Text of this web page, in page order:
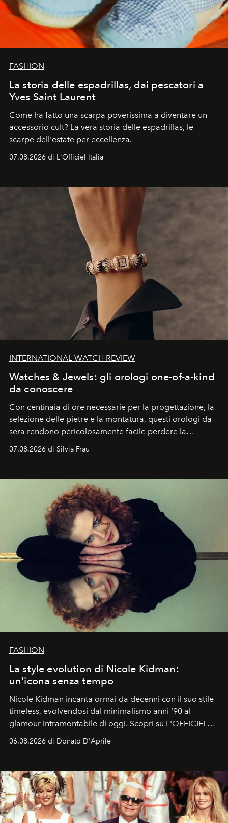
FASHION
La storia delle espadrillas, dai pescatori a
Yves Saint Laurent
Come ha fatto una scarpa poverissima a diventare un
accessorio cult? La vera storia delle espadrillas, le
scarpe dell'estate per eccellenza.
07.08.2026 di L'Officiel Italia
INTERNATIONAL WATCH REVIEW
Watches & Jewels: gli orologi one-of-a-kind
da conoscere
Con centinaia di ore necessarie per la progettazione, la
selezione delle pietre e la montatura, questi orologi da
sera rendono pericolosamente facile perdere la
cognizione del tempo. Ma con quadranti così
07.08.2026 di Silvia Frau
FASHION
La style evolution di Nicole Kidman:
un'icona senza tempo
Nicole Kidman incanta ormai da decenni con il suo stile
timeless, evolvendosi dal minimalismo anni '90 al
glamour intramontabile di oggi. Scopri su L'OFFICIEL
Italia la sua style evolution.
06.08.2026 di Donato D'Aprile